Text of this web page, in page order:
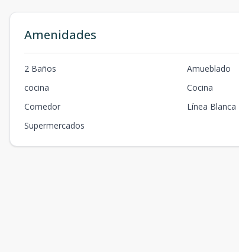
Amenidades
2 Baños Amueblado
cocina
Cocina
Comedor
Línea Blanca
Supermercados